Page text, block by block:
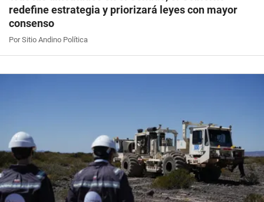
redefine estrategia y priorizará leyes con mayor
consenso
Por Sitio Andino Política